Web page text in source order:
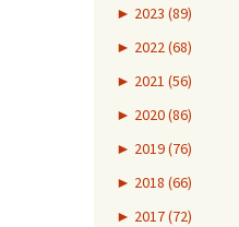
► 2023 (89)
► 2022 (68)
► 2021 (56)
► 2020 (86)
► 2019 (76)
► 2018 (66)
► 2017 (72)